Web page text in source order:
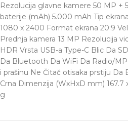
Rezolucija glavne kamere 50 MP +
baterije (mAh) 5.000 mAh Tip
1080 x 2400 Format ekrana 20:9
Prednja kamera 13 MP Rezolucija
HDR Vrsta USB-a Type-C Blic Da
Da Bluetooth Da WiFi Da Radio/
i prašinu Ne Čitač otisaka prstiju Da
Crna Dimenzija (WxHxD mm) 167.7
g